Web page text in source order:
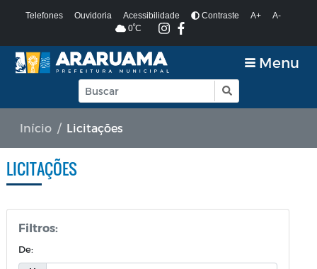
Telefones Ouvidoria Acessibilidade Contraste A+
A-
0ºC
Menu
Início Licitações
LICITAÇÕES
Filtros:
De: